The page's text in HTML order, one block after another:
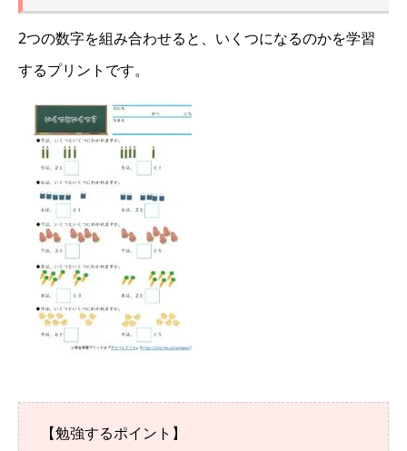
2つの数字を組み合わせると、いくつになるのかを学習
するプリントです。
【勉強するポイント】